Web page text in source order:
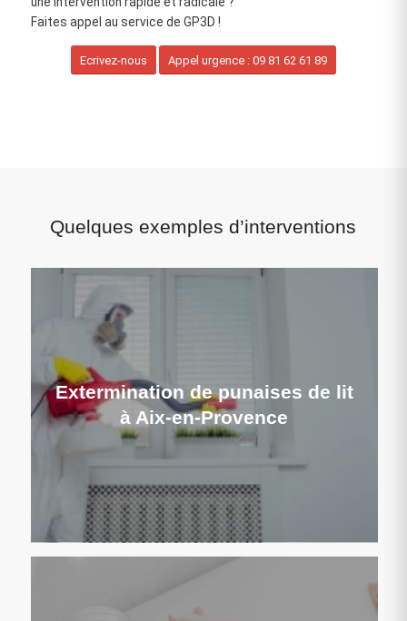
Faites appel au service de GP3D !
Ecrivez-nous Appel urgence : 09 81 62 61 89
Quelques exemples d’interventions
Extermination de punaises de lit
à Aix-en-Provence